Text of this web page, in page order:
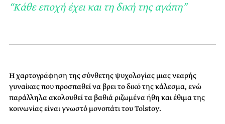
“Κάθε εποχή έχει και τη δική της αγάπη”
Η χαρτογράφηση της σύνθετης ψυχολογίας μιας νεαρής
γυναίκας που προσπαθεί να βρει το δικό της κάλεσμα, ενώ
παράλληλα ακολουθεί τα βαθιά ριζωμένα ήθη και έθιμα της
κοινωνίας είναι γνωστό μονοπάτι του Tolstoy.